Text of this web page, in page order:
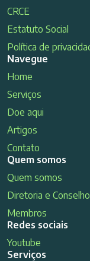
CRCE
Estatuto Social
Política de
Navegue
Home
Serviços
Doe aqui
Artigos
Contato
Quem somos
Quem somos
Diretoria e Conselho
Membros
Redes sociais
Youtube
Serviços